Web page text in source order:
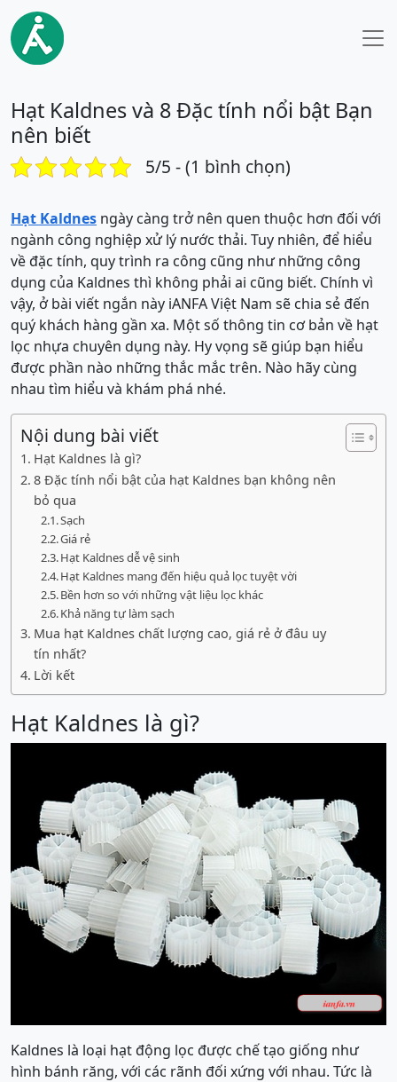
Hạt Kaldnes và 8 Đặc tính nổi bật Bạn
nên biết
5/5 - (1 bình chọn)
Hạt Kaldnes ngày càng trở nên quen thuộc hơn đối với
ngành công nghiệp xử lý nước thải. Tuy nhiên, để hiểu
về đặc tính, quy trình ra công cũng như những công
dụng của Kaldnes thì không phải ai cũng biết. Chính vì
vậy, ở bài viết ngắn này iANFA Việt Nam sẽ chia sẻ đến
quý khách hàng gần xa. Một số thông tin cơ bản về hạt
lọc nhựa chuyên dụng này. Hy vọng sẽ giúp bạn hiểu
được phần nào những thắc mắc trên. Nào hãy cùng
nhau tìm hiểu và khám phá nhé.
Nội dung bài viết
Hạt Kaldnes là gì?
8 Đặc tính nổi bật của hạt Kaldnes bạn không nên
bỏ qua
Sạch
Giá rẻ
Hạt Kaldnes dễ vệ sinh
Hạt Kaldnes mang đến hiệu quả lọc tuyệt vời
Bền hơn so với những vật liệu lọc khác
Khả năng tự làm sạch
Mua hạt Kaldnes chất lượng cao, giá rẻ ở đâu uy
tín nhất?
Lời kết
Hạt Kaldnes là gì?
Kaldnes là loại hạt động lọc được chế tạo giống như
hình bánh răng, với các rãnh đối xứng với nhau. Tức là